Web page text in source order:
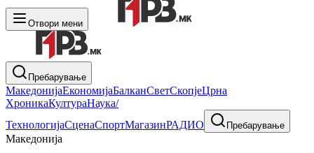
Отвори мени
Пребарување
МакедонијаЕкономијаБалканСветСкопјеЦрна
ХроникаКултураНаука/
ТехнологијаСценаСпортМагазинРАДИО Пребарување
Македонија